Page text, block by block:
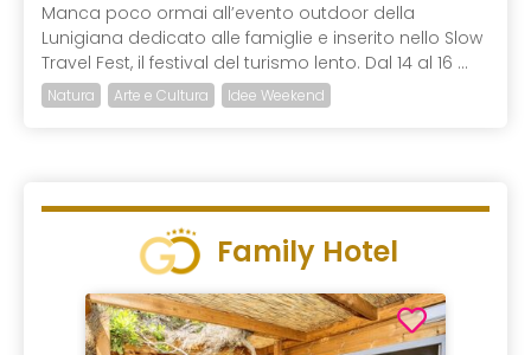
Manca poco ormai all’evento outdoor della
Lunigiana dedicato alle famiglie e inserito nello Slow
Travel Fest, il festival del turismo lento. Dal 14 al 16 ...
Natura Arte e Cultura Idee Weekend
Family Hotel